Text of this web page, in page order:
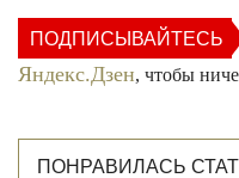
ПОДПИСЫВАЙТЕСЬ
Яндекс.Дзен, чтобы
ПОНРАВИЛАСЬ